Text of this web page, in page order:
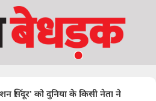
सिंदूर' को दुनिया के किसी नेता ने